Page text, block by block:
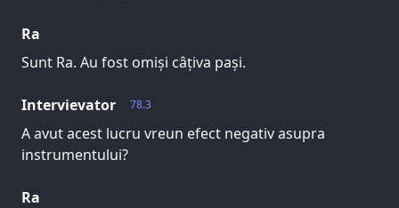
Ra
Sunt Ra. Au fost omiși câțiva pași.
78.3
Intervievator
A avut acest lucru vreun efect negativ asupra
instrumentului?
Ra